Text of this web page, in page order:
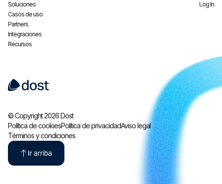
Soluciones
Casos de uso
Partners
Integraciones
Recursos
Log In
© Copyright 2026 Dost
Política de cookiesPolítica de privacidadAviso legal
Términos y condiciones
Ir arriba